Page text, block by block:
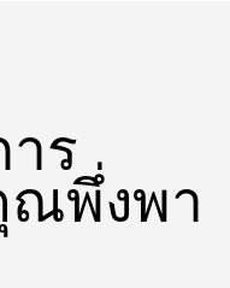
ร
พึ่งพา